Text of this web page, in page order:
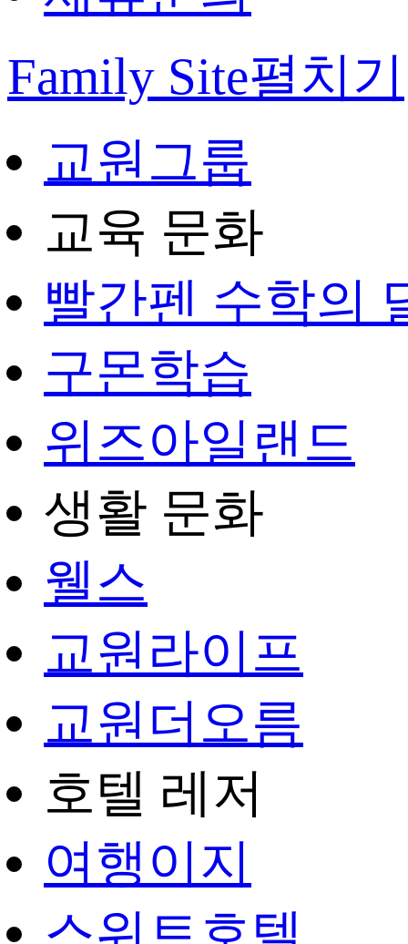
Family Site펼치기
교원그룹
교육 문화
빨간펜 수학의
구몬학습
위즈아일랜드
생활 문화
웰스
교원라이프
교원더오름
호텔 레저
여행이지